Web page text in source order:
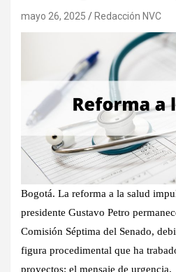
mayo 26, 2025 Redacción NVC
Bogotá. La reforma a la salud
presidente Gustavo Petro
Comisión Séptima del Senado,
figura procedimental que ha
proyectos: el mensaje de urgencia.